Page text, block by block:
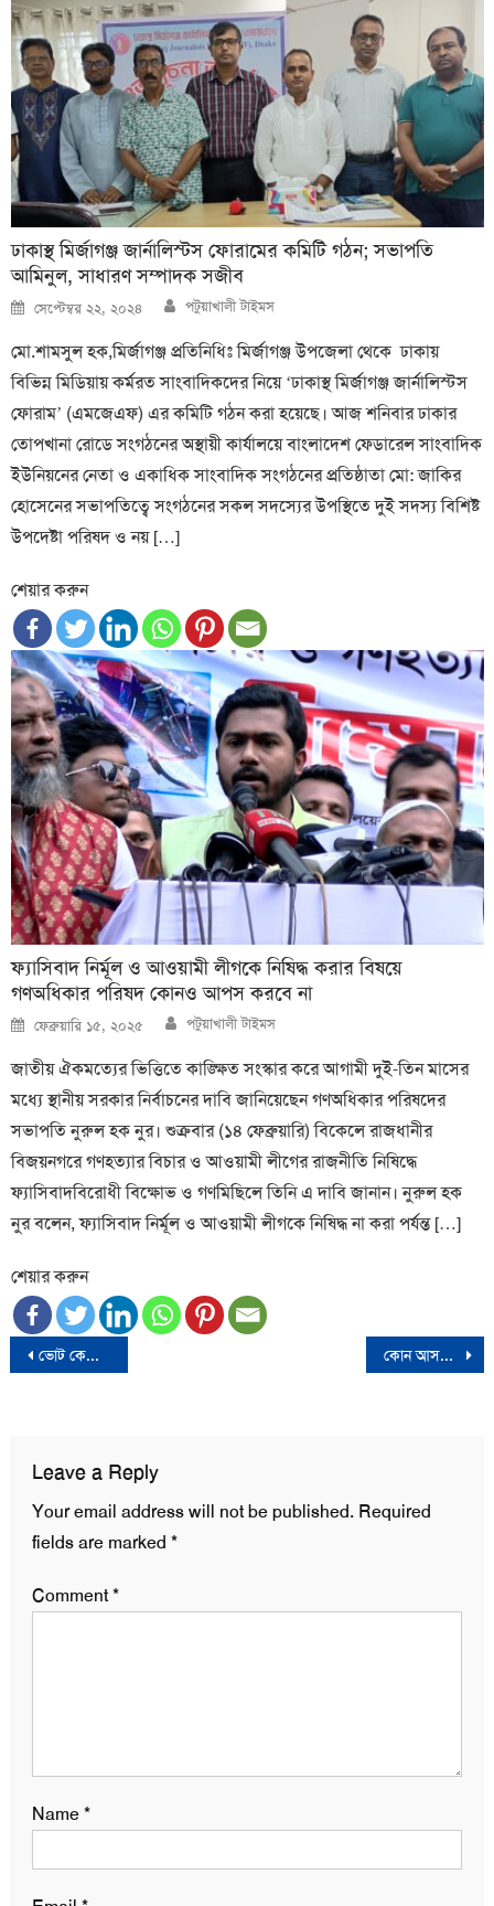
ঢাকাস্থ মির্জাগঞ্জ জার্নালিস্টস ফোরামের কমিটি গঠন; সভাপতি
আমিনুল, সাধারণ সম্পাদক সজীব
Posted
on
সেপ্টেম্বর ২২, ২০২৪ Author
পটুয়াখালী টাইমস
মো.শামসুল হক,মির্জাগঞ্জ প্রতিনিধিঃ মির্জাগঞ্জ উপজেলা থেকে ঢাকায়
বিভিন্ন মিডিয়ায় কর্মরত সাংবাদিকদের নিয়ে ‘ঢাকাস্থ মির্জাগঞ্জ জার্নালিস্টস
ফোরাম’ (এমজেএফ) এর কমিটি গঠন করা হয়েছে। আজ শনিবার ঢাকার
তোপখানা রোডে সংগঠনের অস্থায়ী কার্যালয়ে বাংলাদেশ ফেডারেল সাংবাদিক
ইউনিয়নের নেতা ও একাধিক সাংবাদিক সংগঠনের প্রতিষ্ঠাতা মো: জাকির
হোসেনের সভাপতিত্বে সংগঠনের সকল সদস্যের উপস্থিতে দুই সদস্য বিশিষ্ট
উপদেষ্টা পরিষদ ও নয় […]
শেয়ার করুন
ফ্যাসিবাদ নির্মূল ও আওয়ামী লীগকে নিষিদ্ধ করার বিষয়ে
গণঅধিকার পরিষদ কোনও আপস করবে না
Posted
on
ফেব্রুয়ারি ১৫, ২০২৫ Author
পটুয়াখালী টাইমস
জাতীয় ঐকমত্যের ভিত্তিতে কাঙ্ক্ষিত সংস্কার করে আগামী দুই-তিন মাসের
মধ্যে স্থানীয় সরকার নির্বাচনের দাবি জানিয়েছেন গণঅধিকার পরিষদের
সভাপতি নুরুল হক নুর। শুক্রবার (১৪ ফেব্রুয়ারি) বিকেলে রাজধানীর
বিজয়নগরে গণহত্যার বিচার ও আওয়ামী লীগের রাজনীতি নিষিদ্ধে
ফ্যাসিবাদবিরোধী বিক্ষোভ ও গণমিছিলে তিনি এ দাবি জানান। নুরুল হক
নুর বলেন, ফ্যাসিবাদ নির্মূল ও আওয়ামী লীগকে নিষিদ্ধ না করা পর্যন্ত […]
শেয়ার করুন
Post
ভোট কেন্দ্রের সামনে কুকুর শুয়ে রোদ পোহাচ্ছে- ড. মঈন খান কোন আসনে কে জয়ী
Leave a Reply
Your email address will not be published. Required
fields are marked *
Comment*
Name*